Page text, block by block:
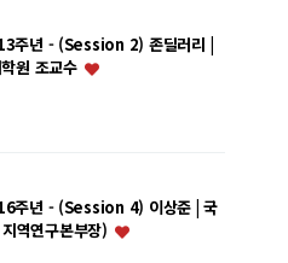
주년 - (Session 2) 존딜러리 |
원 조교수
주년 - (Session 4) 이상준 | 국
역연구본부장)